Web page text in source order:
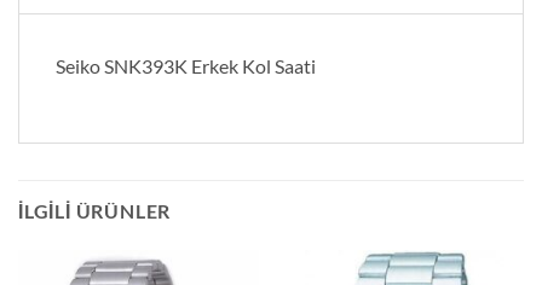
Seiko SNK393K Erkek Kol Saati
İLGILI ÜRÜNLER